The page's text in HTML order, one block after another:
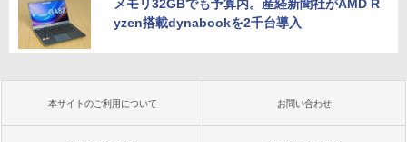
メモリ32GBでも予算内。産経新聞社がAMD R
yzen搭載dynabookを2千台導入
本サイトのご利用について お問い合わせ